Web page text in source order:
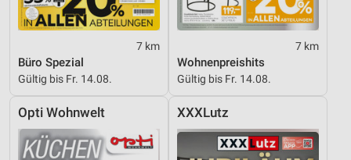
7 km
Büro Spezial
Gültig bis Fr. 14.08.
7 km
Wohnenpreishits
Gültig bis Fr. 14.08.
Opti Wohnwelt XXXLutz